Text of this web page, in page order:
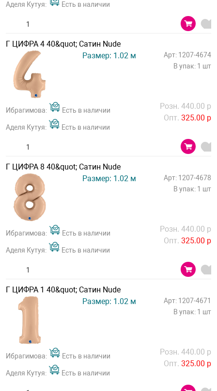
Аделя Кутуя: Есть в наличии
Г ЦИФРА 4 40&quot; Сатин Nude
Размер: 1.02 м
Арт: 1207-4674
В упак: 1 шт
Ибрагимова: Есть в наличии
Аделя Кутуя: Есть в наличии
Розн. 440.00 р
Опт. 325.00 р
Г ЦИФРА 8 40&quot; Сатин Nude
Размер: 1.02 м
Арт: 1207-4678
В упак: 1 шт
Ибрагимова: Есть в наличии
Аделя Кутуя: Есть в наличии
Розн. 440.00 р
Опт. 325.00 р
Г ЦИФРА 1 40&quot; Сатин Nude
Размер: 1.02 м
Арт: 1207-4671
В упак: 1 шт
Ибрагимова: Есть в наличии
Аделя Кутуя: Есть в наличии
Розн. 440.00 р
Опт. 325.00 р